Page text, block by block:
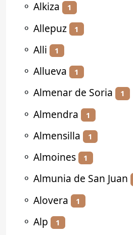
⚬ Alkiza 1
⚬ Allepuz 1
⚬ Alli 1
⚬ Allueva 1
⚬ Almenar de Soria 1
⚬ Almendra 1
⚬ Almensilla 1
⚬ Almoines 1
⚬ Almunia de San Juan
⚬ Alovera 1
⚬ Alp 1